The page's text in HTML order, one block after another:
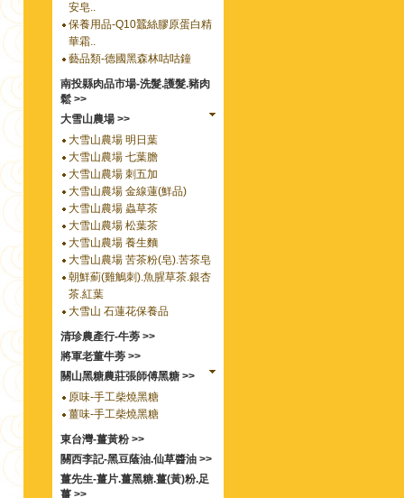
安皂..
保養用品-Q10蠶絲膠原蛋白精
華霜..
藝品類-德國黑森林咕咕鐘
南投縣肉品市場-洗髮.護髮.豬肉
鬆 >>
大雪山農場 >>
大雪山農場 明日葉
大雪山農場 七葉膽
大雪山農場 刺五加
大雪山農場 金線蓮(鮮品)
大雪山農場 蟲草茶
大雪山農場 松葉茶
大雪山農場 養生麵
大雪山農場 苦茶粉(皂).苦茶皂
朝鮮薊(雞鵤刺).魚腥草茶.銀杏
茶.紅葉
大雪山 石蓮花保養品
清珍農產行-牛蒡 >>
將軍老董牛蒡 >>
關山黑糖農莊張師傅黑糖 >>
原味-手工柴燒黑糖
薑味-手工柴燒黑糖
東台灣-薑黃粉 >>
關西李記-黑豆蔭油.仙草醬油 >>
薑先生-薑片.薑黑糖.薑(黃)粉.足
薑 >>